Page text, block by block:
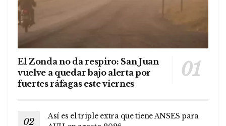
El Zonda no da respiro: San Juan
vuelve a quedar bajo alerta por
fuertes ráfagas este viernes
Así es el triple extra que tiene ANSES para